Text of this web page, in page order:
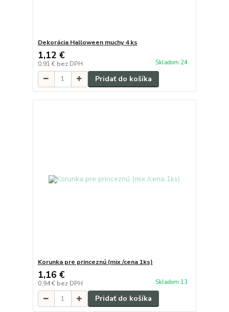
Dekorácia Halloween muchy 4 ks
1,12 €
0,91 € bez DPH Skladom 24
Pridať do košíka
Korunka pre princeznú (mix /cena 1ks)
1,16 €
0,94 € bez DPH Skladom 13
Pridať do košíka